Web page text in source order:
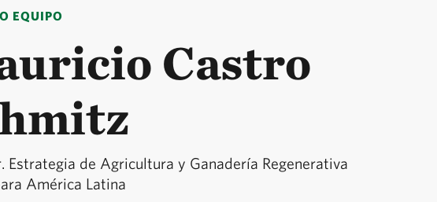
EQUIPO
Castro
Estrategia de Agricultura y Ganadería Regenerativa
América Latina